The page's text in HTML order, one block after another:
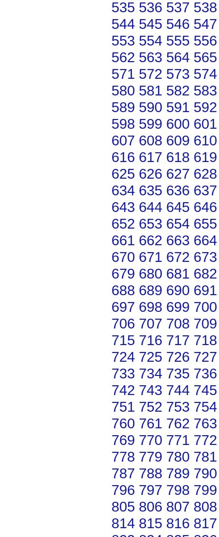
535 536 537 538
544 545 546 547
553 554 555 556
562 563 564 565
571 572 573 574
580 581 582 583
589 590 591 592
598 599 600 601
607 608 609 610
616 617 618 619
625 626 627 628
634 635 636 637
643 644 645 646
652 653 654 655
661 662 663 664
670 671 672 673
679 680 681 682
688 689 690 691
697 698 699 700
706 707 708 709
715 716 717 718
724 725 726 727
733 734 735 736
742 743 744 745
751 752 753 754
760 761 762 763
769 770 771 772
778 779 780 781
787 788 789 790
796 797 798 799
805 806 807 808
814 815 816 817